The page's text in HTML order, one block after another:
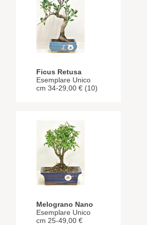
Ficus Retusa
Esemplare Unico
cm 34-29,00 € (10)
Melograno Nano
Esemplare Unico
cm 25-49,00 €